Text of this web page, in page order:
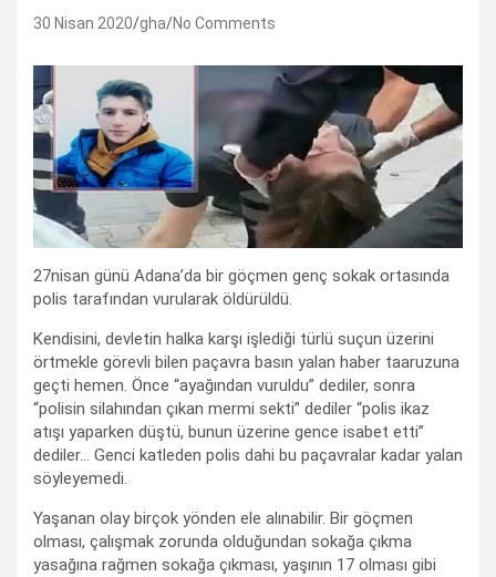
30 Nisan 2020 gha No Comments
27nisan günü Adana’da bir göçmen genç sokak ortasında
polis tarafından vurularak öldürüldü.
Kendisini, devletin halka karşı işlediği türlü suçun üzerini
örtmekle görevli bilen paçavra basın yalan haber taaruzuna
geçti hemen. Önce “ayağından vuruldu” dediler, sonra
“polisin silahından çıkan mermi sekti” dediler “polis ikaz
atışı yaparken düştü, bunun üzerine gence isabet etti”
dediler… Genci katleden polis dahi bu paçavralar kadar yalan
söyleyemedi.
Yaşanan olay birçok yönden ele alınabilir. Bir göçmen
olması, çalışmak zorunda olduğundan sokağa çıkma
yasağına rağmen sokağa çıkması, yaşının 17 olması gibi